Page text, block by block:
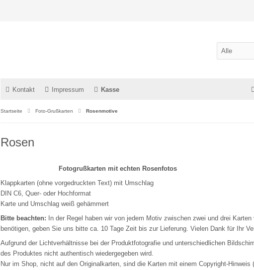
Kontakt Impressum Kasse
Startseite Foto-Grußkarten Rosenmotive
Rosen
Fotogrußkarten mit echten Rosenfotos
Klappkarten (ohne vorgedruckten Text) mit Umschlag
DIN C6, Quer- oder Hochformat
Karte und Umschlag weiß gehämmert
Bitte beachten:
In der Regel haben wir von jedem Motiv zwischen zwei und drei
benötigen, geben Sie uns bitte ca. 10 Tage Zeit bis zur Lieferung. Vielen Dank für Ihr
Aufgrund der Lichtverhältnisse bei der Produktfotografie und unterschiedlichen
des Produktes nicht authentisch wiedergegeben wird.
Nur im Shop, nicht auf den Originalkarten, sind die Karten mit einem Copyright-Hinweis